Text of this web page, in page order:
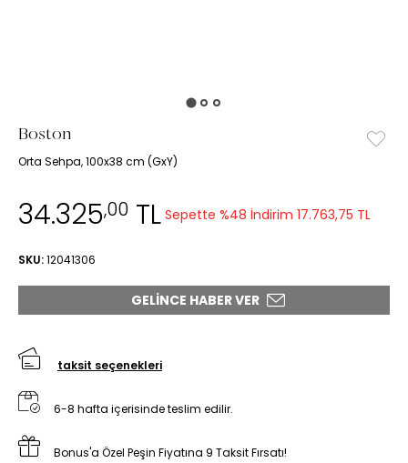
Boston
Orta Sehpa, 100x38 cm (GxY)
34.325,00 TL Sepette %48 İndirim 17.763,75 TL
SKU:12041306
GELINCE HABER VER
taksit seçenekleri
6-8 hafta içerisinde teslim edilir.
Bonus'a Özel Peşin Fiyatına 9 Taksit Fırsatı!